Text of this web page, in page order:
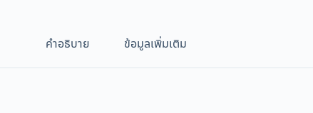
คำอธิบาย ข้อมูลเพิ่มเติม